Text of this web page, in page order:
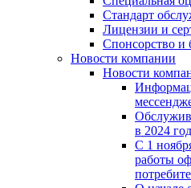
Стандарт
Лицензии и
Спонсорство и
Новости компании
Новости
в 2024
С 1
работы